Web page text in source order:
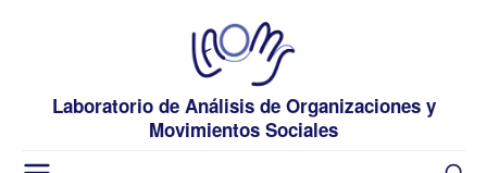
Laboratorio de Análisis de Organizaciones y
Movimientos Sociales